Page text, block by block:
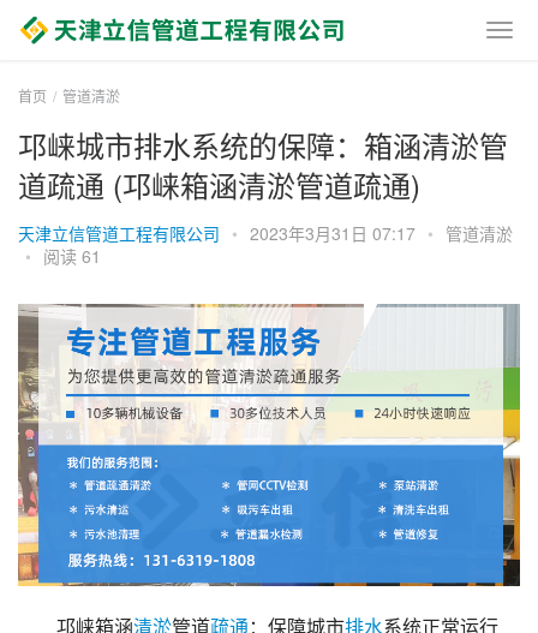
首页 管道清淤
邛崃城市排水系统的保障：箱涵清淤管
道疏通 (邛崃箱涵清淤管道疏通)
天津立信管道工程有限公司 • 2023年3月31日 07:17 • 管道清淤
• 阅读 61
邛崃箱涵清淤管道疏通：保障城市排水系统正常运行